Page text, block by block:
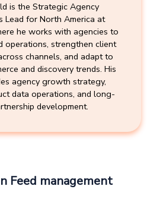
is the Strategic Agency
Lead for North America at
he works with agencies to
operations, strengthen client
channels, and adapt to
and discovery trends. His
agency growth strategy,
data operations, and long-
development.
Feed management